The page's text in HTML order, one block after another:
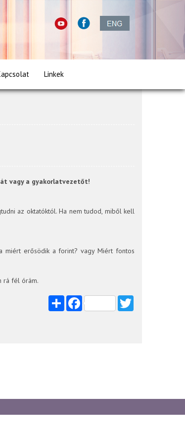
Linkek
vagy a gyakorlatvezetőt!
az oktatóktól. Ha nem tudod, miből kell
miért erősödik a forint? vagy Miért fontos
rá fél órám.
Share Facebook